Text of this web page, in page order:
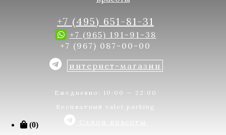
+7 (495) 651-81-31
+7 (965) 191-91-38
+7 (967) 087-00-00
интернет-магазин
Ежедневно: 10:00 — 22:00
Бесплатный valet parking
(0)